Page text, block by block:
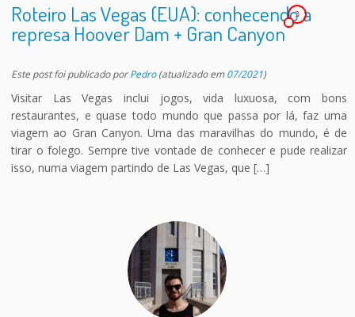
Roteiro Las Vegas (EUA): conhecendo a
represa Hoover Dam + Gran Canyon
3
Este post foi publicadoporPedro(atualizado em07/2021)
Visitar Las Vegas inclui jogos, vida luxuosa, com bons
restaurantes, e quase todo mundo que passa por lá, faz uma
viagem ao Gran Canyon. Uma das maravilhas do mundo, é de
tirar o folego. Sempre tive vontade de conhecer e pude realizar
isso, numa viagem partindo de Las Vegas, que […]